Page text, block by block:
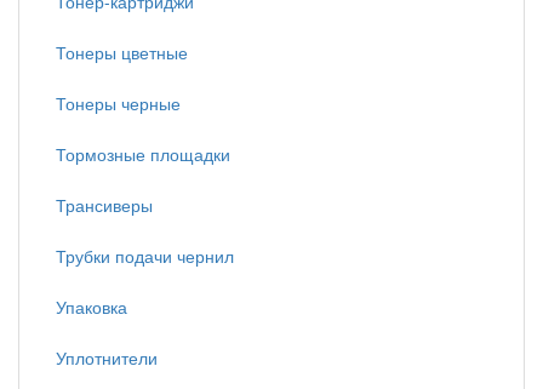
Тонеры цветные
Тонеры черные
Тормозные площадки
Трансиверы
Трубки подачи чернил
Упаковка
Уплотнители